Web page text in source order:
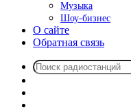
Музыка
Шоу-бизнес
О сайте
Обратная связь